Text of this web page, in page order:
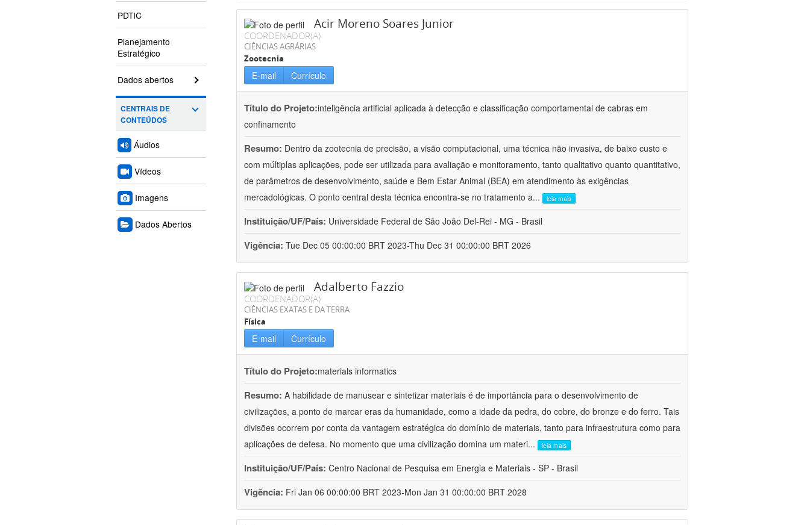
PDTIC
Planejamento
Estratégico
Dados abertos
CENTRAIS DE
CONTEÚDOS
Áudios
Vídeos
Imagens
Dados Abertos
Acir Moreno Soares Junior
COORDENADOR(A)
CIÊNCIAS AGRÁRIAS
Zootecnia
E-mail Currículo
Título do Projeto:inteligência artificial aplicada à detecção e classificação comportamental de cabras em
confinamento
Resumo: Dentro da zootecnia de precisão, a visão computacional, uma técnica não invasiva, de baixo custo e
com múltiplas aplicações, pode ser utilizada para avaliação e monitoramento, tanto qualitativo quanto quantitativo,
de parâmetros de desenvolvimento, saúde e Bem Estar Animal (BEA) em atendimento às exigências
mercadológicas. O ponto central desta técnica encontra-se no tratamento a... leia mais
Instituição/UF/País: Universidade Federal de São João Del-Rei - MG - Brasil
Vigência: Tue Dec 05 00:00:00 BRT 2023-Thu Dec 31 00:00:00 BRT 2026
Adalberto Fazzio
COORDENADOR(A)
CIÊNCIAS EXATAS E DA TERRA
Física
E-mail Currículo
Título do Projeto:materials informatics
Resumo: A habilidade de manusear e sintetizar materiais é de importância para o desenvolvimento de
civilizações, a ponto de marcar eras da humanidade, como a idade da pedra, do cobre, do bronze e do ferro. Tais
divisões ocorrem por conta da vantagem estratégica do domínio de materiais, tanto para infraestrutura como para
aplicações de defesa. No momento que uma civilização domina um materi... leia mais
Instituição/UF/País: Centro Nacional de Pesquisa em Energia e Materiais - SP - Brasil
Vigência: Fri Jan 06 00:00:00 BRT 2023-Mon Jan 31 00:00:00 BRT 2028